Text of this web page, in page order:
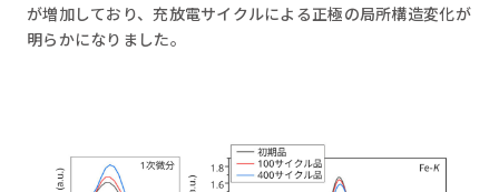
が増加しており、充放電サイクルによる正極の局所構造変化が
明らかになりました。